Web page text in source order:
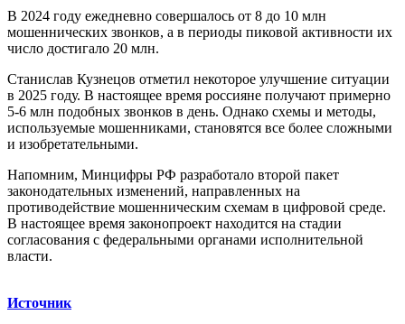
В 2024 году ежедневно совершалось от 8 до 10 млн
мошеннических звонков, а в периоды пиковой активности их
число достигало 20 млн.
Станислав Кузнецов отметил некоторое улучшение ситуации
в 2025 году. В настоящее время россияне получают примерно
5-6 млн подобных звонков в день. Однако схемы и методы,
используемые мошенниками, становятся все более сложными
и изобретательными.
Напомним, Минцифры РФ разработало второй пакет
законодательных изменений, направленных на
противодействие мошенническим схемам в цифровой среде.
В настоящее время законопроект находится на стадии
согласования с федеральными органами исполнительной
власти.
Источник